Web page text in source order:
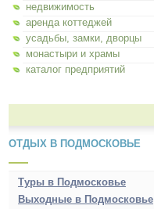
недвижимость
аренда коттеджей
усадьбы, замки, дворцы
монастыри и храмы
каталог предприятий
ОТДЫХ В ПОДМОСКОВЬЕ
Туры в Подмосковье
Выходные в Подмосковье